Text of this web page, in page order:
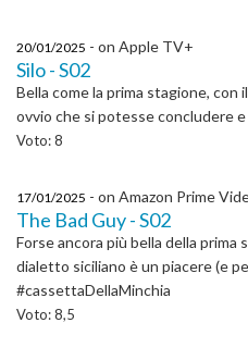
20/01/2025 - on Apple TV+
Silo - S02
Bella come la prima stagione, con
ovvio che si potesse concludere
Voto: 8
17/01/2025 - on Amazon Prime
The Bad Guy - S02
Forse ancora più bella della prima
dialetto siciliano è un piacere (e
#cassettaDellaMinchia
Voto: 8,5